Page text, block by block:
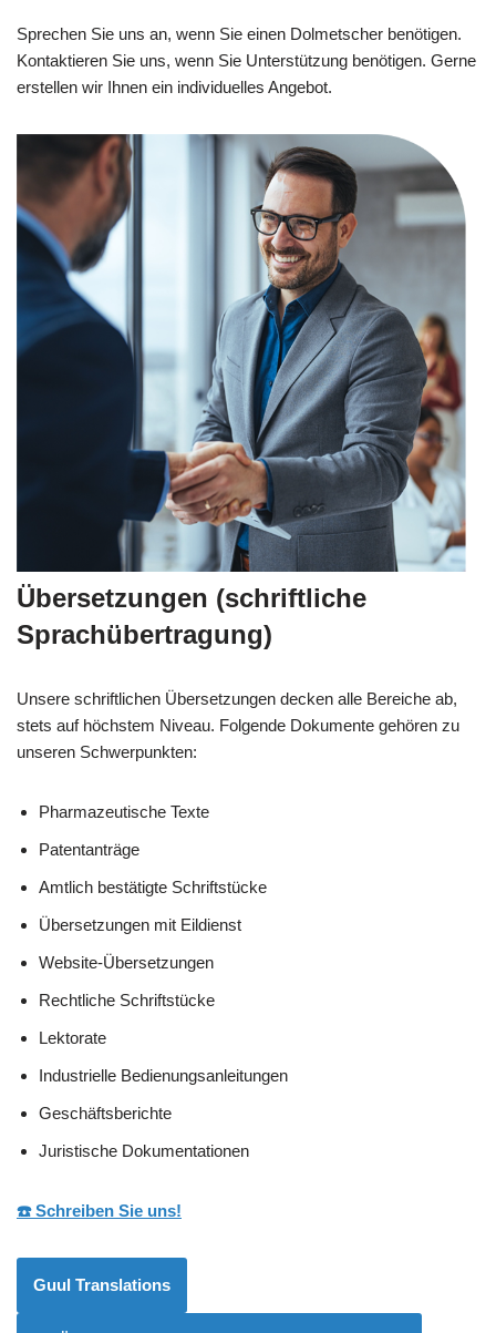
Sprechen Sie uns an, wenn Sie einen Dolmetscher benötigen.
Kontaktieren Sie uns, wenn Sie Unterstützung benötigen. Gerne
erstellen wir Ihnen ein individuelles Angebot.
Übersetzungen (schriftliche
Sprachübertragung)
Unsere schriftlichen Übersetzungen decken alle Bereiche ab,
stets auf höchstem Niveau. Folgende Dokumente gehören zu
unseren Schwerpunkten:
Pharmazeutische Texte
Patentanträge
Amtlich bestätigte Schriftstücke
Übersetzungen mit Eildienst
Website-Übersetzungen
Rechtliche Schriftstücke
Lektorate
Industrielle Bedienungsanleitungen
Geschäftsberichte
Juristische Dokumentationen
☎️ Schreiben Sie uns!
Guul Translations